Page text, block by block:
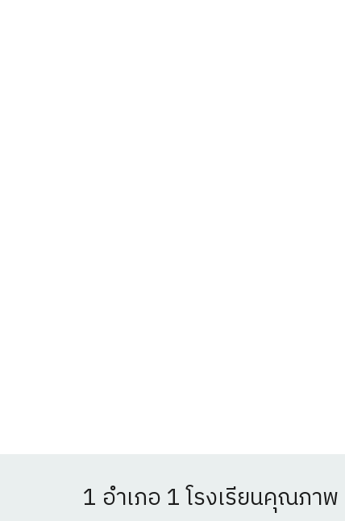
1 อำเภอ 1 โรงเรียนคุณภาพ